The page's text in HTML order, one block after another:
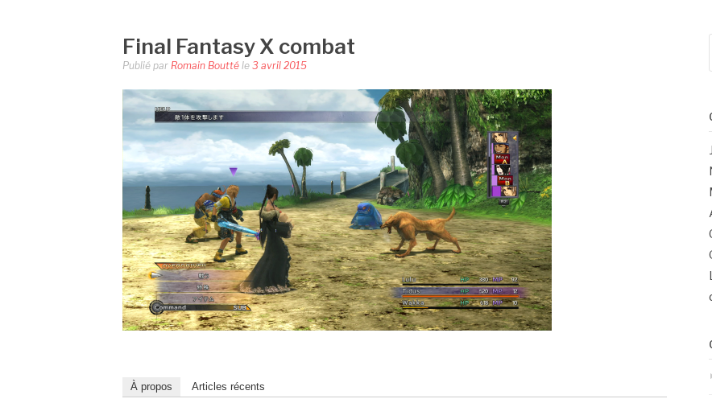
Final Fantasy X combat
Publié par Romain Boutté le 3 avril 2015
À propos Articles récents